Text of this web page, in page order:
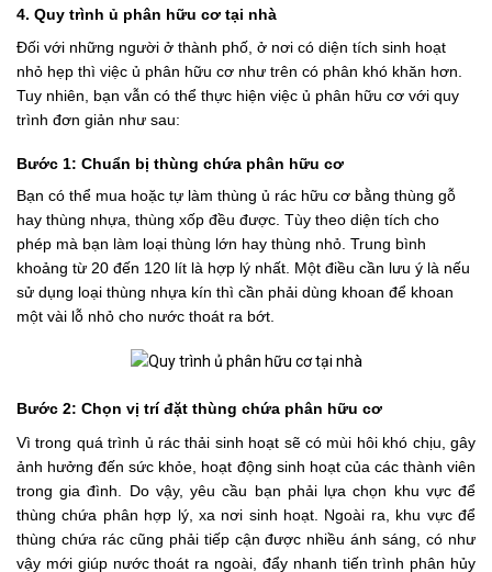
4. Quy trình ủ phân hữu cơ tại nhà
Đối với những người ở thành phố, ở nơi có diện tích sinh hoạt
nhỏ hẹp thì việc ủ phân hữu cơ như trên có phân khó khăn hơn.
Tuy nhiên, bạn vẫn có thể thực hiện việc ủ phân hữu cơ với quy
trình đơn giản như sau:
Bước 1: Chuẩn bị thùng chứa phân hữu cơ
Bạn có thể mua hoặc tự làm thùng ủ rác hữu cơ bằng thùng gỗ
hay thùng nhựa, thùng xốp đều được. Tùy theo diện tích cho
phép mà bạn làm loại thùng lớn hay thùng nhỏ. Trung bình
khoảng từ 20 đến 120 lít là hợp lý nhất. Một điều cần lưu ý là nếu
sử dụng loại thùng nhựa kín thì cần phải dùng khoan để khoan
một vài lỗ nhỏ cho nước thoát ra bớt.
Bước 2: Chọn vị trí đặt thùng chứa phân hữu cơ
Vì trong quá trình ủ rác thải sinh hoạt sẽ có mùi hôi khó chịu, gây
ảnh hưởng đến sức khỏe, hoạt động sinh hoạt của các thành viên
trong gia đình. Do vậy, yêu cầu bạn phải lựa chọn khu vực để
thùng chứa phân hợp lý, xa nơi sinh hoạt. Ngoài ra, khu vực để
thùng chứa rác cũng phải tiếp cận được nhiều ánh sáng, có như
vậy mới giúp nước thoát ra ngoài, đẩy nhanh tiến trình phân hủy